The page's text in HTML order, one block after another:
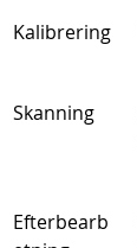
Kalibrering
Skanning
Efterbearb